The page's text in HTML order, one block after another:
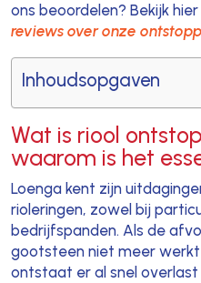
ons beoordelen? Bekijk
reviews over onze
Inhoudsopgaven
Wat is riool
waarom is het
Loenga kent zijn
rioleringen, zowel bij
bedrijfspanden. Als de
gootsteen niet meer
ontstaat er al snel